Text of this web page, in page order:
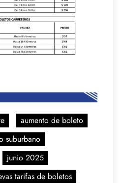
aumento de boleto
suburbano
junio 2025
tarifas de boletos